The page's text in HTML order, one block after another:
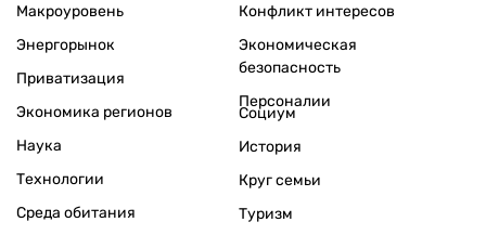
Макроуровень
Энергорынок
Приватизация
Экономика регионов
Конфликт интересов
Экономическая
безопасность
Персоналии
Наука
Технологии
Среда обитания
Социум
История
Круг семьи
Туризм